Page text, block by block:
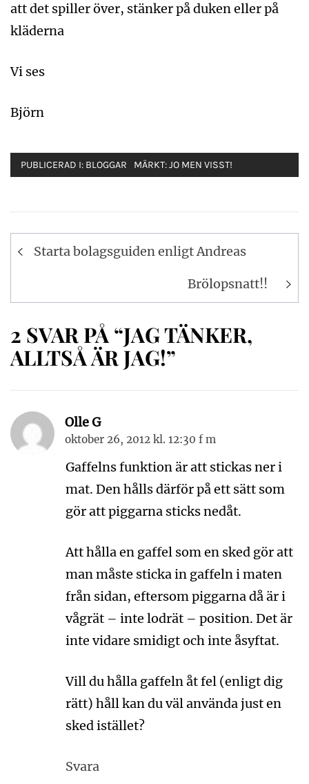
att det spiller över, stänker på duken eller på
kläderna
Vi ses
Björn
PUBLICERAD I: BLOGGAR MÄRKT:JO MEN VISST!
Inläggsnavigering
Starta bolagsguiden enligt Andreas
Brölopsnatt!!
2 SVAR PÅ “JAG TÄNKER,
ALLTSÅ ÄR JAG!”
Olle G
oktober 26, 2012 kl. 12:30 f m
Gaffelns funktion är att stickas ner i
mat. Den hålls därför på ett sätt som
gör att piggarna sticks nedåt.
Att hålla en gaffel som en sked gör att
man måste sticka in gaffeln i maten
från sidan, eftersom piggarna då är i
vågrät – inte lodrät – position. Det är
inte vidare smidigt och inte åsyftat.
Vill du hålla gaffeln åt fel (enligt dig
rätt) håll kan du väl använda just en
sked istället?
Svara